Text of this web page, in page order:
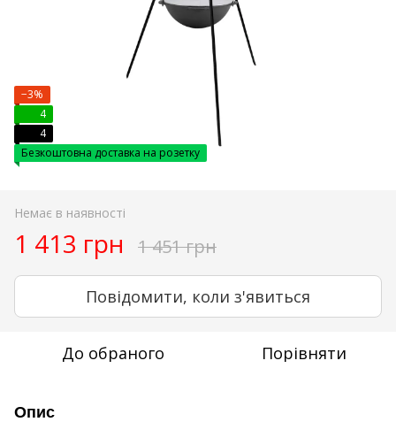
−3%
4
4
Безкоштовна доставка на розетку
Немає в наявності
1 413 грн 1 451 грн
Повідомити, коли з'явиться
До обраного Порівняти
Опис